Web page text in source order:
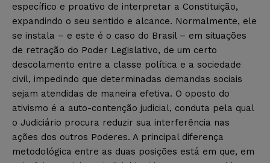
específico e proativo de interpretar a Constituição,
expandindo o seu sentido e alcance. Normalmente, ele
se instala – e este é o caso do Brasil – em situações
de retração do Poder Legislativo, de um certo
descolamento entre a classe política e a sociedade
civil, impedindo que determinadas demandas sociais
sejam atendidas de maneira efetiva. O oposto do
ativismo é a auto-contenção judicial, conduta pela qual
o Judiciário procura reduzir sua interferência nas
ações dos outros Poderes. A principal diferença
metodológica entre as duas posições está em que, em